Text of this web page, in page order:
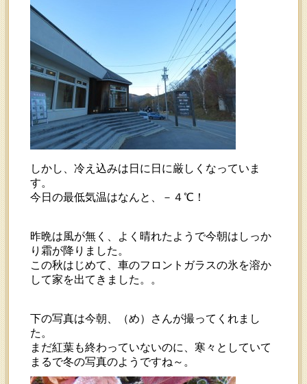
しかし、冷え込みは日に日に厳しくなっていま
す。
今日の最低気温はなんと、－４℃！
昨晩は風が無く、よく晴れたようで今朝はしっか
り霜が降りました。
この秋はじめて、車のフロントガラスの氷を溶か
して家を出てきました。。
下の写真は今朝、（め）さんが撮ってくれまし
た。
まだ紅葉も終わっていないのに、寒々としていて
まるで冬の写真のようですね～。